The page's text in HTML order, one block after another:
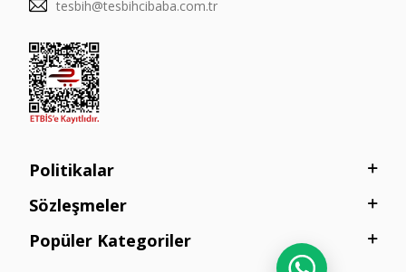
tesbih@tesbihcibaba.com.tr
Politikalar
Sözleşmeler
Popüler Kategoriler